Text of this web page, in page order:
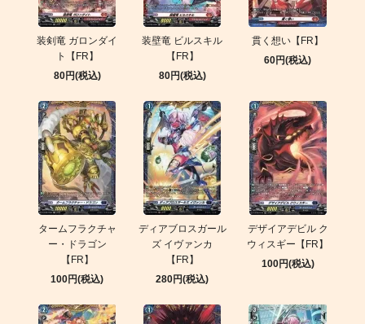
装剣竜 ガロンダイ
ト【FR】
80円(税込)
装壁竜 ビルスキル
【FR】
80円(税込)
貫く想い【FR】
60円(税込)
タームフラクチャ
ー・ドラゴン
【FR】
100円(税込)
ディアブロスガール
ズ イヴァンカ
【FR】
280円(税込)
デザイアデビル ク
ウィスギー【FR】
100円(税込)